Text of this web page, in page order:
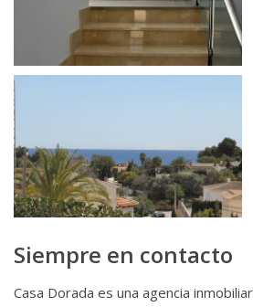
Siempre en contacto
Casa Dorada es una agencia